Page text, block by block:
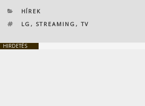
KATEGÓRIÁK
HÍREK
CÍMKÉK
LG , STREAMING , TV
HIRDETÉS